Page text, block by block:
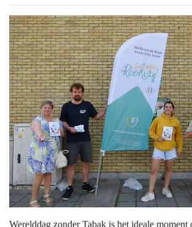
Werelddag zonder Tabak is het ideale moment